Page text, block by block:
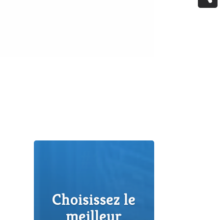
VPN
«complet»